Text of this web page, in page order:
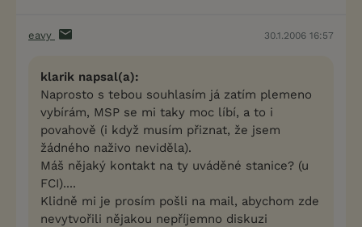
eavy 30.1.2006 16:57
klarik napsal(a):
Naprosto s tebou souhlasím já zatím plemeno
vybírám, MSP se mi taky moc líbí, a to i
povahově (i když musím přiznat, že jsem
žádného naživo neviděla).
Máš nějaký kontakt na ty uváděné stanice? (u
FCI)....
Klidně mi je prosím pošli na mail, abychom zde
nevytvořili nějakou nepříjemno diskuzi